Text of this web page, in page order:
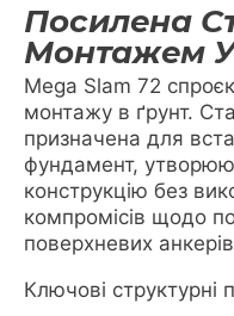
Посилена
Монтажем У
Mega Slam 72
монтажу в ґрунт.
призначена для
фундамент,
конструкцію без
компромісів щодо
поверхневих
Ключові структурні